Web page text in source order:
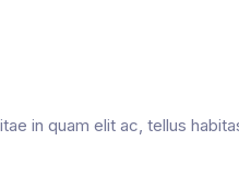
in quam elit ac, tellus